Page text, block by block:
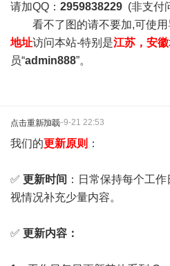
请加QQ： 2959838229 (非支付
看不了图的请不要加,可使用
地址访问本站-特别是江苏，安徽
员“admin888”。
点击重新加载2025-9-21 22:53
我们的更新原则 ：
✅ 更新时间 ：日常保持每个工
视情况补充少量内容。
✅ 更新内容：